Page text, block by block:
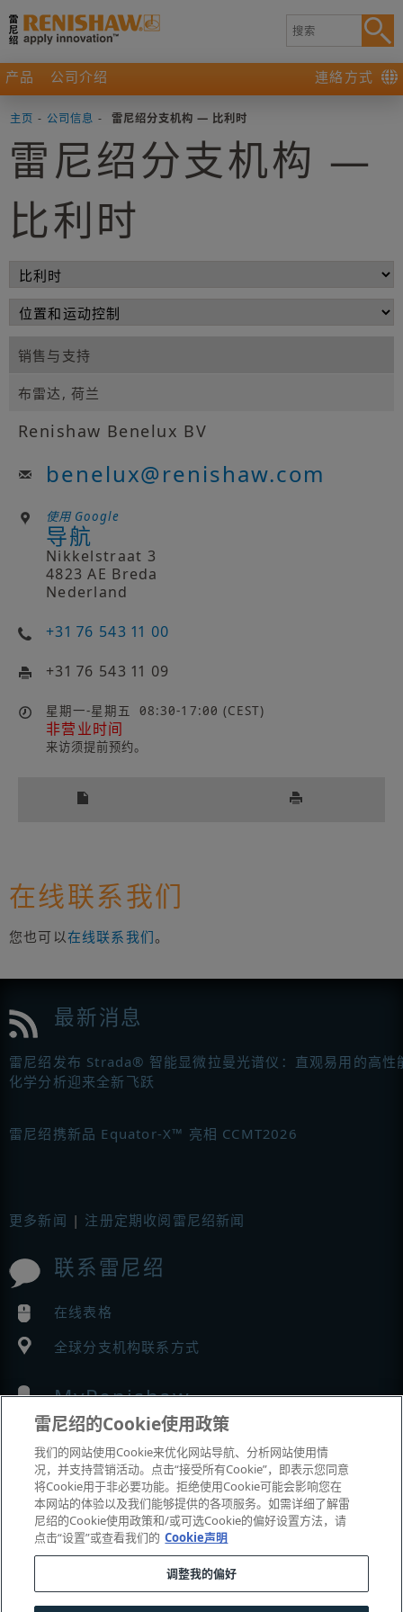
产品 公司介绍 連絡方式
主页 - 公司信息 - 雷尼绍分支机构 — 比利时
雷尼绍分支机构 —
比利时
销售与支持
布雷达, 荷兰
Renishaw Benelux BV
benelux@renishaw.com
使用 Google
导航
Nikkelstraat 3
4823 AE Breda
Nederland
+31 76 543 11 00
+31 76 543 11 09
星期一-星期五 08:30-17:00 (CEST)
非营业时间
来访须提前预约。
在线联系我们
您也可以在线联系我们。
最新消息
雷尼绍发布 Strada® 智能显微拉曼光谱仪：直观易用的高性
化学分析迎来全新飞跃
雷尼绍携新品 Equator-X™ 亮相 CCMT2026
更多新闻 | 注册定期收阅雷尼绍新闻
联系雷尼绍
在线表格
全球分支机构联系方式
MyRenishaw
在线商城
展会与市场活动
我们参加的活动
雷尼绍的Cookie使用政策
我们的网站使用Cookie来优化网站导航、分析网站使用情
况，并支持营销活动。点击“接受所有Cookie”，即表示您同意
将Cookie用于非必要功能。拒绝使用Cookie可能会影响您在
本网站的体验以及我们能够提供的各项服务。如需详细了解雷
尼绍的Cookie使用政策和/或可选Cookie的偏好设置方法，请
点击“设置”或查看我们的 Cookie声明
调整我的偏好